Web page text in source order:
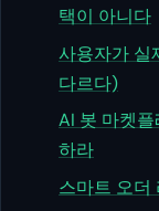
택이 아니다
사용자가 실
다르다)
AI 봇 마켓
하라
스마트 오더